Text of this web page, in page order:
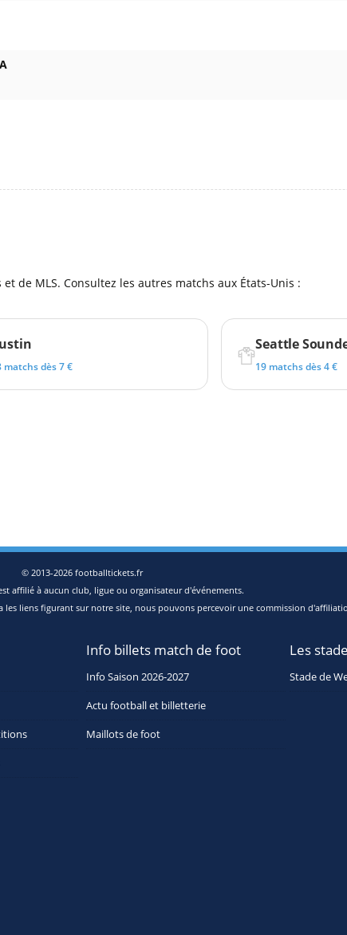
de MLS. Consultez les autres matchs aux États-Unis :
matchs dès 7 €
Seattle
19 matchs dès 4 €
© 2013-2026 footballtickets.fr
affilié à aucun club, ligue ou organisateur d'événements.
les liens figurant sur notre site, nous pouvons percevoir une commission
Info billets match de foot
Info Saison 2026-2027
Actu football et billetterie
Maillots de foot
Les
Stade de